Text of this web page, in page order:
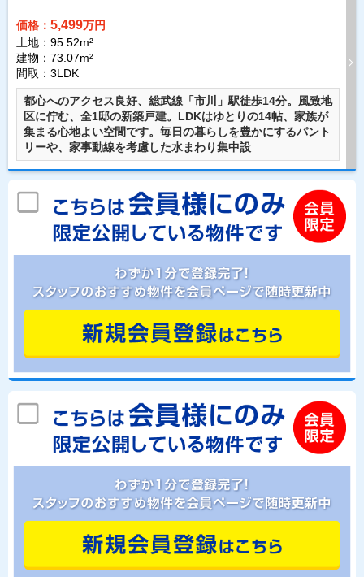
価格： 5,499万円
土地：95.52m²
建物：73.07m²
間取：3LDK
都心へのアクセス良好、総武線「市川」駅徒歩14分。風致地
区に佇む、全1邸の新築戸建。LDKはゆとりの14帖、家族が
集まる心地よい空間です。毎日の暮らしを豊かにするパント
リーや、家事動線を考慮した水まわり集中設